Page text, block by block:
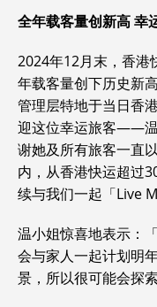
全年载客量创新高幸
2024年12月末，香港
年载客量创下历史新
管理层特地于当日香
迎这位幸运旅客——
谢她及所有旅客一直
内，从香港快运超过
续与我们一起「Live
温小姐惊喜地表示：
会与家人一起计划明
景，所以很可能会探